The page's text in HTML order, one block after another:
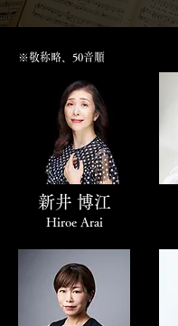
※敬称略、50音順
新井 博江
Hiroe Arai